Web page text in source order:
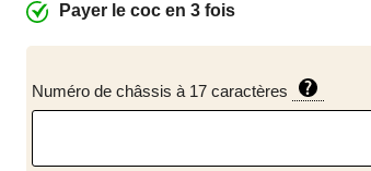
Payer le coc en 3 fois
Numéro de châssis à 17 caractères